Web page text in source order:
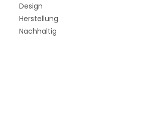
Design
Herstellung
Nachhaltig